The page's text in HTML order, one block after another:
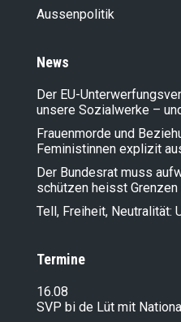
Aussenpolitik
News
Der EU-
unsere Sozialwerke –
Frauenmorde und
Feministinnen explizit
Der Bundesrat muss
schützen heisst
Tell, Freiheit, Neutralität:
Termine
16.08
SVP bi de Lüt mit